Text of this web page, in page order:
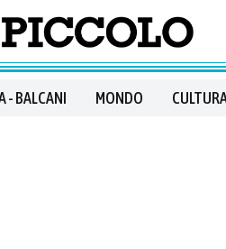
- BALCANI MONDO